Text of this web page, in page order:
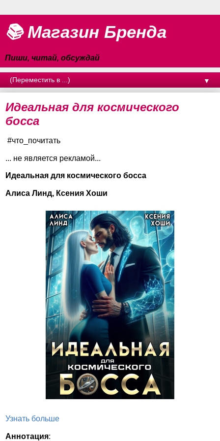
📚 Магазин Бренда
Пиши, читай, обсуждай
▼
Идеальная для космического
босса
#что_почитать
... не является рекламой...
Идеальная для космического босса
Алиса Линд, Ксения Хоши
Узнать больше
Аннотация: